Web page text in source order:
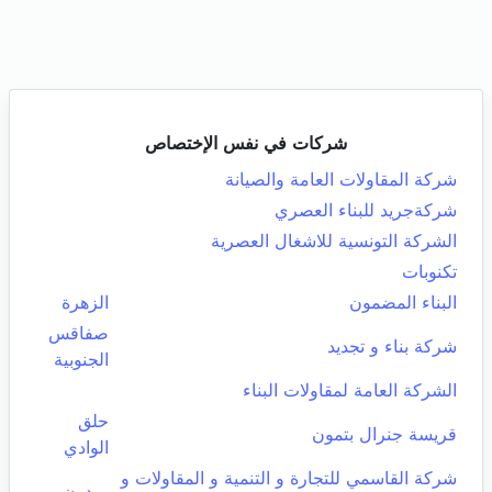
شركات في نفس الإختصاص
شركة المقاولات العامة والصيانة
شركةجريد للبناء العصري
الشركة التونسية للاشغال العصرية
تكنوبات
البناء المضمون
الزهرة
شركة بناء و تجديد
صفاقس
الجنوبية
الشركة العامة لمقاولات البناء
قريسة جنرال بتمون
حلق
الوادي
شركة القاسمي للتجارة و التنمية و المقاولات و